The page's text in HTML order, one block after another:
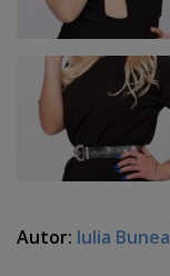
Autor: Iulia Bunea